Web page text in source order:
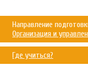
Направление
Организация и
Где учиться?